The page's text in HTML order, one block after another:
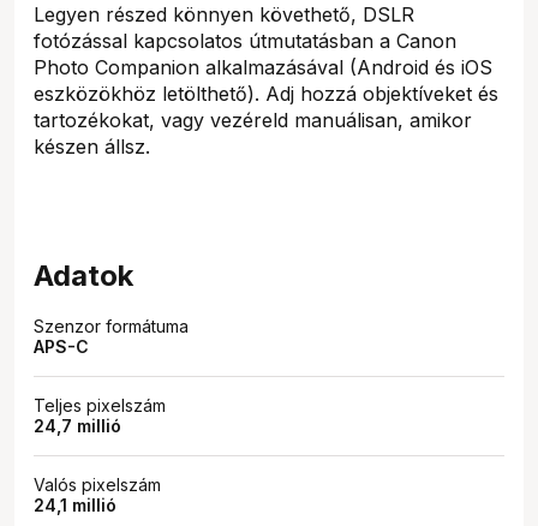
Legyen részed könnyen követhető, DSLR
fotózással kapcsolatos útmutatásban a Canon
Photo Companion alkalmazásával (Android és iOS
eszközökhöz letölthető). Adj hozzá objektíveket és
tartozékokat, vagy vezéreld manuálisan, amikor
készen állsz.
Adatok
Szenzor formátuma
APS-C
Teljes pixelszám
24,7 millió
Valós pixelszám
24,1 millió